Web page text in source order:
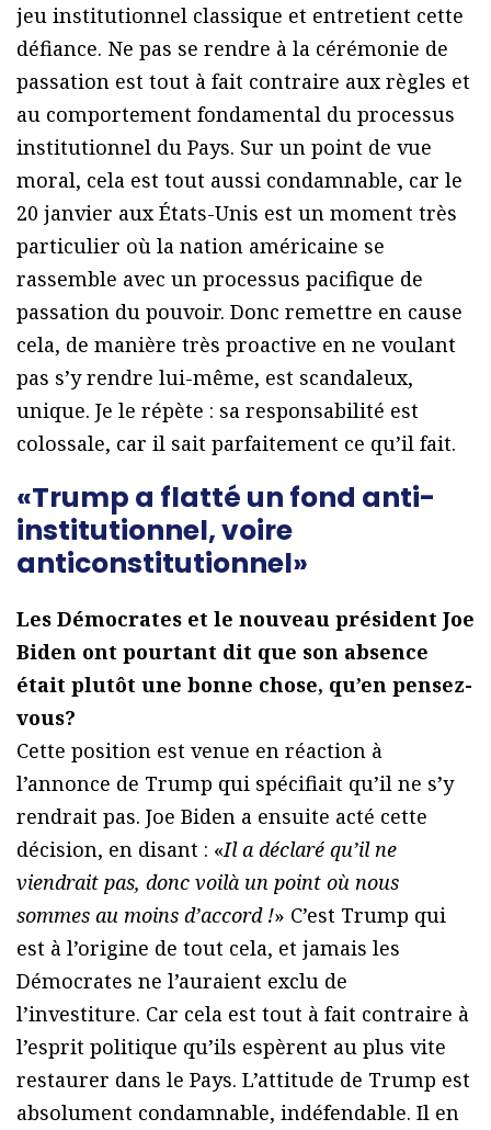
jeu institutionnel classique et entretient cette
défiance. Ne pas se rendre à la cérémonie de
passation est tout à fait contraire aux règles et
au comportement fondamental du processus
institutionnel du Pays. Sur un point de vue
moral, cela est tout aussi condamnable, car le
20 janvier aux États-Unis est un moment très
particulier où la nation américaine se
rassemble avec un processus pacifique de
passation du pouvoir. Donc remettre en cause
cela, de manière très proactive en ne voulant
pas s’y rendre lui-même, est scandaleux,
unique. Je le répète : sa responsabilité est
colossale, car il sait parfaitement ce qu’il fait.
«Trump a flatté un fond anti-
institutionnel, voire
anticonstitutionnel»
Les Démocrates et le nouveau président Joe
Biden ont pourtant dit que son absence
était plutôt une bonne chose, qu’en pensez-
vous?
Cette position est venue en réaction à
l’annonce de Trump qui spécifiait qu’il ne s’y
rendrait pas. Joe Biden a ensuite acté cette
décision, en disant : «Il a déclaré qu’il ne
viendrait pas, donc voilà un point où nous
sommes au moins d’accord !» C’est Trump qui
est à l’origine de tout cela, et jamais les
Démocrates ne l’auraient exclu de
l’investiture. Car cela est tout à fait contraire à
l’esprit politique qu’ils espèrent au plus vite
restaurer dans le Pays. L’attitude de Trump est
absolument condamnable, indéfendable. Il en